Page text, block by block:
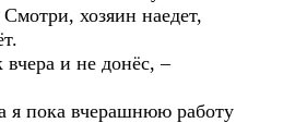
хозяин наедет,
и не донёс, –
я пока вчерашнюю работу